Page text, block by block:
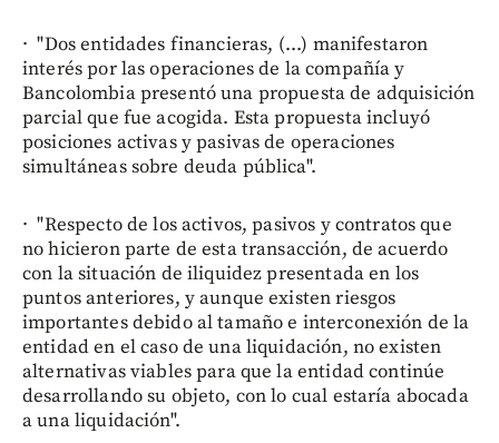
· "Dos entidades financieras, (...) manifestaron
interés por las operaciones de la compañía y
Bancolombia presentó una propuesta de adquisición
parcial que fue acogida. Esta propuesta incluyó
posiciones activas y pasivas de operaciones
simultáneas sobre deuda pública".
· "Respecto de los activos, pasivos y contratos que
no hicieron parte de esta transacción, de acuerdo
con la situación de iliquidez presentada en los
puntos anteriores, y aunque existen riesgos
importantes debido al tamaño e interconexión de la
entidad en el caso de una liquidación, no existen
alternativas viables para que la entidad continúe
desarrollando su objeto, con lo cual estaría abocada
a una liquidación".